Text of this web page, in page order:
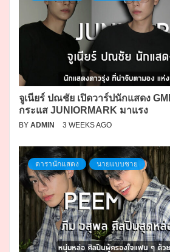
จูเนียร์ ปณชัย เปิดวาร์ปนักแสดง
กระแส JUNIORMARK มาแรง
BY ADMIN 3 WEEKS AGO
ดารานักแสดง นายแบบชาย